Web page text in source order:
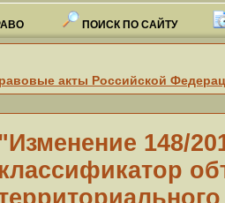
ПОИСК ПО САЙТУ
акты Российской
148/
классификатор